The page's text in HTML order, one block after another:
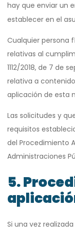
hay que enviar un
establecer en el
Cualquier persona
relativas al
1112/2018, de 7 de
relativa a
aplicación de esta
Las solicitudes y
requisitos
del Procedimiento
Administraciones
5.
Si una vez